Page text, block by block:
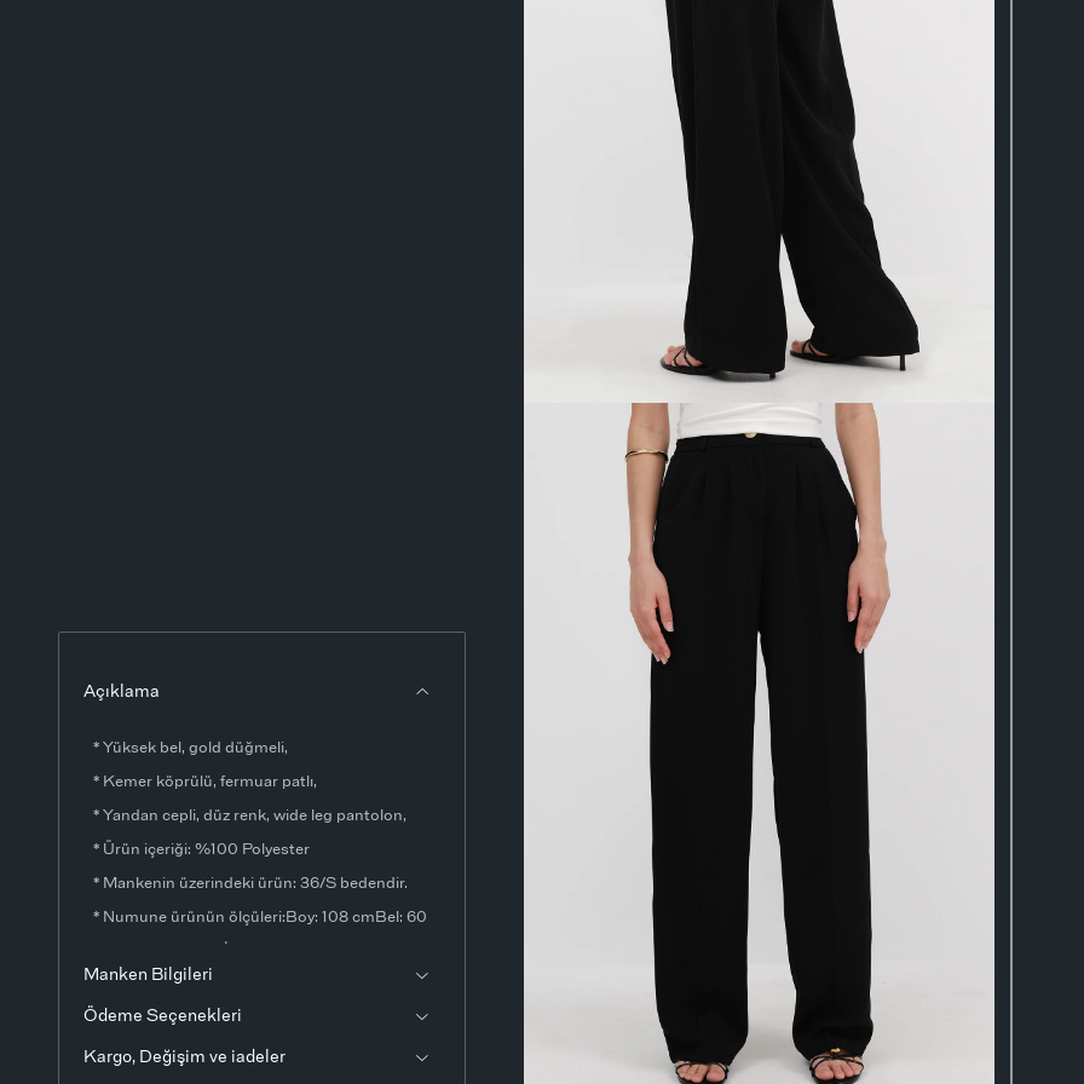
Açıklama
* Yüksek bel, gold düğmeli,
* Kemer köprülü, fermuar patlı,
* Yandan cepli, düz renk, wide leg pantolon,
* Ürün içeriği: %100 Polyester
* Mankenin üzerindeki ürün: 36/S bedendir.
* Numune ürünün ölçüleri:Boy: 108 cmBel: 60
cmÖlçülerde ±1-3 cm fark olabilir.
* Ürün fotoğrafları stüdyo ortamında
çekilmiştir. Işık ve ekran ayarlarından dolayı
Manken Bilgileri
Ödeme Seçenekleri
Kargo, Değişim ve iadeler